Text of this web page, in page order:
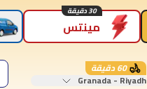
مينتس
30 دقيقة
60 دقيقة
Granada - Riyadh